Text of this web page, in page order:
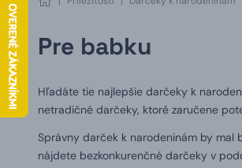
Pre babku
Hľadáte tie najlepšie darčeky k
netradičné darčeky, ktoré zaručene
Správny darček k narodeninám by mal
nájdete bezkonkurenčné darčeky v